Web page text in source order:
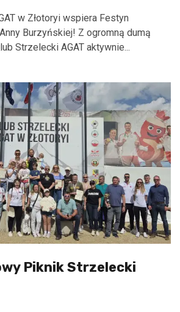
w Złotoryi wspiera Festyn
Burzyńskiej! Z ogromną dumą
Strzelecki AGAT aktywnie...
Piknik Strzelecki